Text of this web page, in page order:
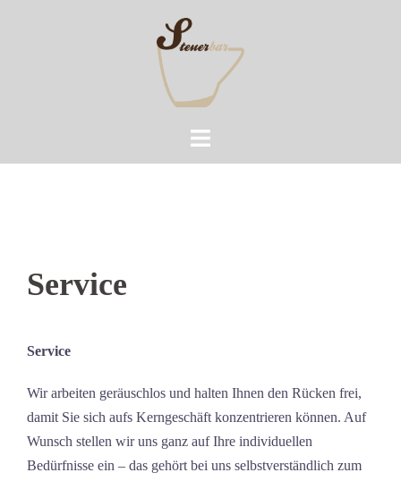
Service
Service
Wir arbeiten geräuschlos und halten Ihnen den Rücken frei,
damit Sie sich aufs Kerngeschäft konzentrieren können. Auf
Wunsch stellen wir uns ganz auf Ihre individuellen
Bedürfnisse ein – das gehört bei uns selbstverständlich zum